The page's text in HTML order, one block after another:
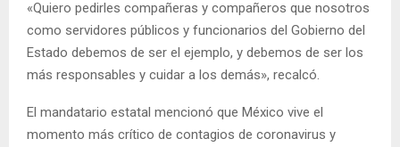
«Quiero pedirles compañeras y compañeros que nosotros
como servidores públicos y funcionarios del Gobierno del
Estado debemos de ser el ejemplo, y debemos de ser los
más responsables y cuidar a los demás», recalcó.
El mandatario estatal mencionó que México vive el
momento más crítico de contagios de coronavirus y